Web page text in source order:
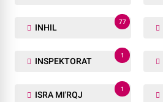
INHIL
77
INSPEKTORAT
1
ISRA MI'RQJ
1